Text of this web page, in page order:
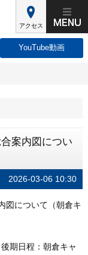
アクセス
YouTube動画
案内図につい
2026-03-06 10:30
について（朝倉キ
期日程：朝倉キャ